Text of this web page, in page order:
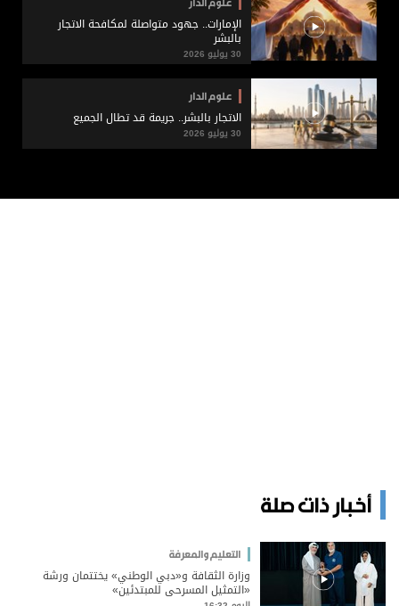
الإمارات.. جهود متواصلة لمكافحة الاتجار
بالبشر
30 يوليو 2026
علوم الدار
الاتجار بالبشر.. جريمة قد تطال الجميع
30 يوليو 2026
أخبار ذات صلة
التعليم والمعرفة
وزارة الثقافة و«دبي الوطني» يختتمان ورشة
«التمثيل المسرحي للمبتدئين»